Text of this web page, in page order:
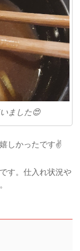
ました😍
しかったです✌
す。仕入れ状況や